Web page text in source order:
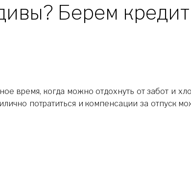
Берем
потратиться и компенсации за отпуск